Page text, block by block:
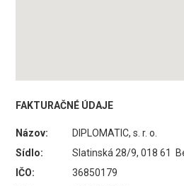
FAKTURAČNÉ ÚDAJE
Názov:
DIPLOMATIC, s. r. o.
Sídlo:
Slatinská 28/9, 018 61
IČO:
36850179